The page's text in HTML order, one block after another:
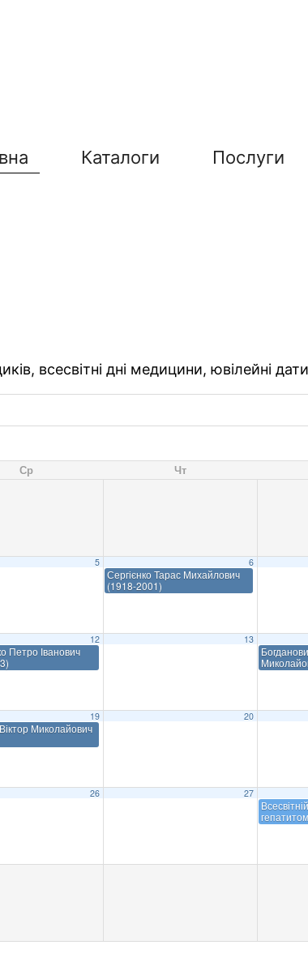
Каталоги Послуги
всесвітні дні медицини, ювілейні
Ср Чт
5 6
Сергієнко Тарас Михайлович
(1918-2001)
12
Петро Іванович
13
19
Миколайович
20
26 27
гепатитом